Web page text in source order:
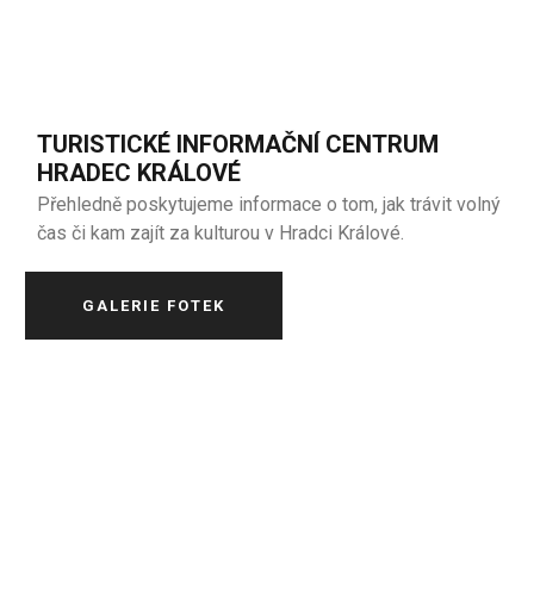
TURISTICKÉ INFORMAČNÍ CENTRUM
HRADEC KRÁLOVÉ
Přehledně poskytujeme informace o tom, jak trávit volný
čas či kam zajít za kulturou v Hradci Králové.
GALERIE FOTEK